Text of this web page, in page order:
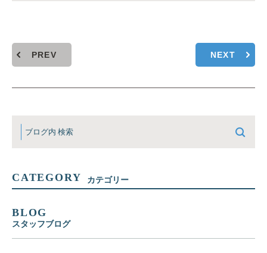
PREV NEXT
CATEGORY カテゴリー
BLOG
スタッフブログ